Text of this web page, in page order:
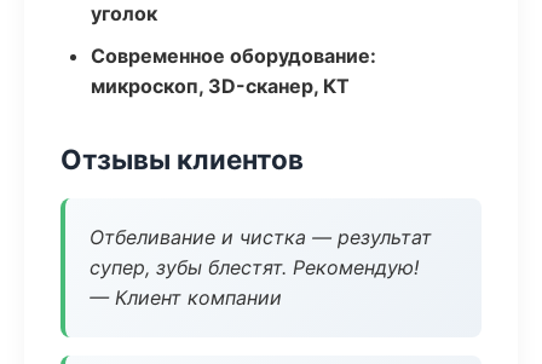
уголок
Современное оборудование:
микроскоп, 3D-сканер, КТ
Отзывы клиентов
Отбеливание и чистка — результат
супер, зубы блестят. Рекомендую!
— Клиент компании